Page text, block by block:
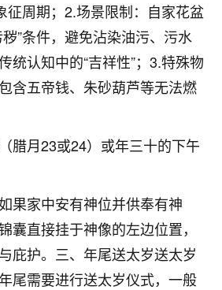
征周期；2.场景限制：自家花盆
”条件，避免沾染油污、污水
统认知中的“吉祥性”；3.特殊物
含五帝钱、朱砂葫芦等无法燃
腊月23或24）或年三十的下午
果家中安有神位并供奉有神
囊直接挂于神像的左边位置，
庇护。三、年尾送太岁送太岁
尾需要进行送太岁仪式，一般
总是病病殃殃的，去检查又没什么大
舒服。中医西医看遍了，找不到问
看到有人推荐慧来老师，跟老师聊过
开朗，也听老师建议，处理了一些因
，身体比以前好多，主要是心情好
转，现在深有体会了。
其实跟老师聊过之后，最大的感
9
看，有没有人给个联系方式的啊？